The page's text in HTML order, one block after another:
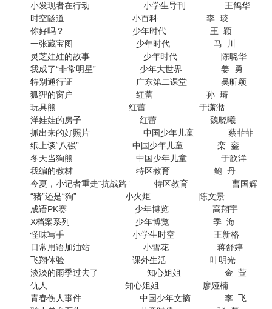
小发现者在行动 小学生导刊 王鸽华
时空隧道 小百科 李 琰
你好吗？ 少年时代 王 颖
一张藏宝图 少年时代 马 川
灵芝娃娃的故事 少年时代 陈晓华
我成了“非常明星” 少年大世界 姜 勇
特别通行证 广东第二课堂 吴昕颖
狐狸的窗户 红蕾 孙 琦
玩具熊 红蕾 于潇湉
洋娃娃的房子 红蕾 魏晓曦
抓出来的好照片 中国少年儿童 蔡菲菲
纸上谈“八强” 中国少年儿童 栾 銮
冬天当狗熊 中国少年儿童 于歆洋
我编的教材 特区教育 鲍 丹
今夏，小记者重走“抗战路” 特区教育 曹国辉
“猪”还是“狗” 小火炬 陈文景
成语PK赛 少年博览 高翔宇
X档案系列 少年博览 季 海
怪味写手 小学生时空 王新格
日常用语加油站 小雪花 蒋舒婷
飞翔体验 课外生活 叶明光
淡淡的雨季过去了 知心姐姐 金 萱
仇人 知心姐姐 廖娅楠
青春伤人事件 中国少年文摘 李 飞